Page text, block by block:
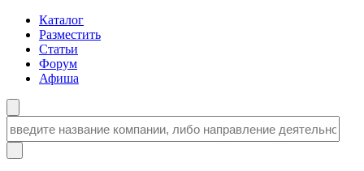
Каталог
Разместить
Статьи
Форум
Афиша